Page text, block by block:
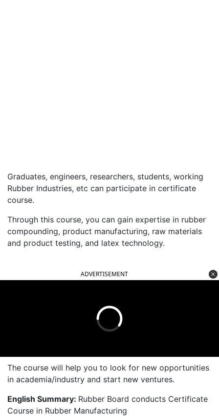
Graduates, engineers, researchers, students, working
Rubber Industries, etc can participate in certificate
course.
Through this course, you can gain expertise in rubber
compounding, product manufacturing, raw materials
and product testing, and latex technology.
ADVERTISEMENT
The course will help you to look for new opportunities
in academia/industry and start new ventures.
English Summary: Rubber Board conducts Certificate
Course in Rubber Manufacturing